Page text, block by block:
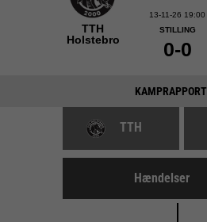
TTH
Holstebro
13-11-26 19:00
STILLING
0-0
KAMPRAPPORT
TTH
Hændelser